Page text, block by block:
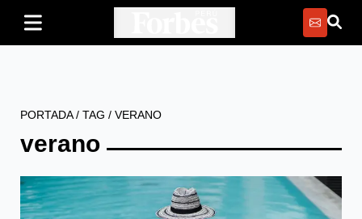
PORTADA/ TAG / VERANO
verano